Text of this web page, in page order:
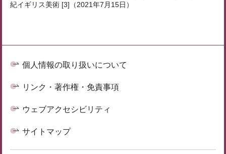
紀イギリス美術 [3]（2021年7月15日）
個人情報の取り扱いについて
リンク・著作権・免責事項
ウェブアクセシビリティ
サイトマップ